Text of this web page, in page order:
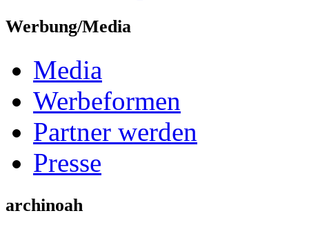
Werbung/Media
Media
Werbeformen
Partner werden
Presse
archinoah